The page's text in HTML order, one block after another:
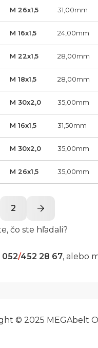
M 26x1,5 31,00mm
M 16x1,5 24,00mm
M 22x1,5 28,00mm
M 18x1,5 28,00mm
M 30x2,0 35,00mm
M 16x1,5 31,50mm
M 30x2,0 35,00mm
M 26x1,5 35,00mm
2
čo ste hľadali?
052/452 28 67, alebo
© 2025 MEGAbelt